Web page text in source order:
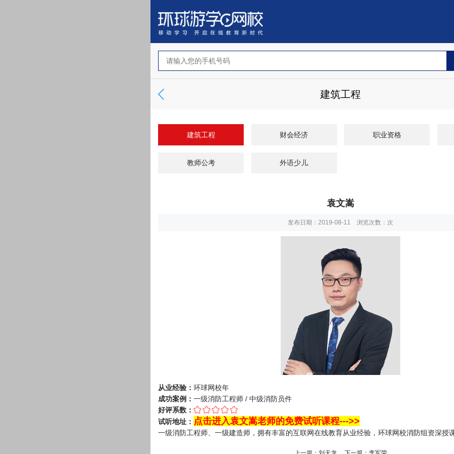
建筑工程
建筑工程 财会经济 职业资格
教师公考 外语少儿
袁文嵩
发布日期：2019-08-11 浏览次数： 次
从业经验： 环球网校年
成功案例： 一级消防工程师 / 中级消防员件
好评系数：
试听地址： 点击进入袁文嵩老师的免费试听课程--->>
一级消防工程师、一级建造师，拥有丰富的互联网在线教育从业经验，环球网校消防组资深授